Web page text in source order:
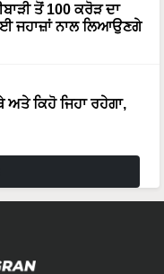
ਤੋਂ 100 ਕਰੋੜ ਦਾ
ਜਹਾਜ਼ਾਂ ਨਾਲ ਲਿਆਉਣਗੇ
ਕਿਹੋ ਜਿਹਾ ਰਹੇਗਾ,